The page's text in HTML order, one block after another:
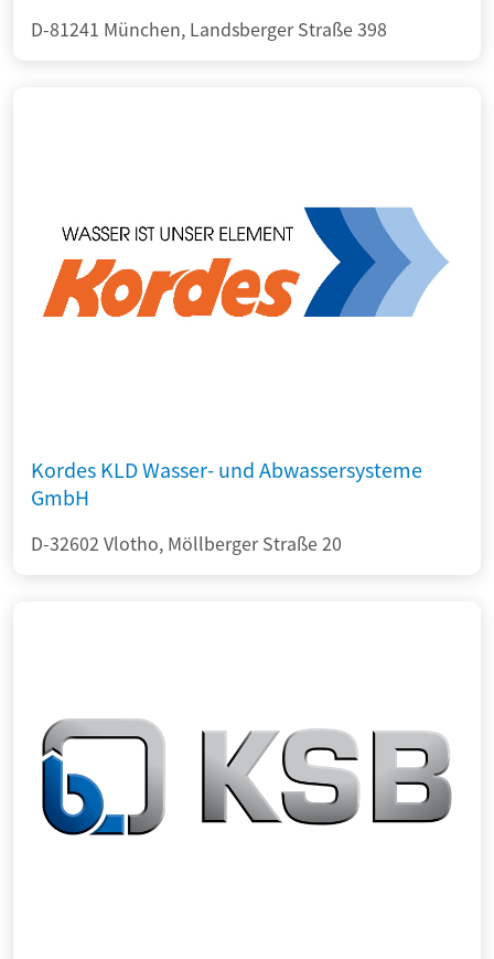
D-81241 München, Landsberger Straße 398
Kordes KLD Wasser- und Abwassersysteme
GmbH
D-32602 Vlotho, Möllberger Straße 20